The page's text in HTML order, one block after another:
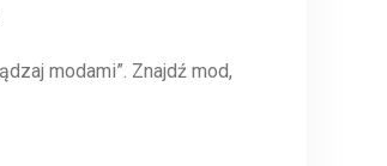
modami”. Znajdź mod,